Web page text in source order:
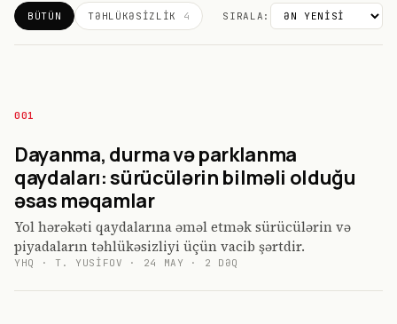
BÜTÜN TƏHLÜKƏSIZLIK 4 SIRALA:
001
Dayanma, durma və parklanma
qaydaları: sürücülərin bilməli olduğu
əsas məqamlar
Yol hərəkəti qaydalarına əməl etmək sürücülərin və
piyadaların təhlükəsizliyi üçün vacib şərtdir.
YHQ · T. YUSIFOV · 24 MAY · 2 DƏQ